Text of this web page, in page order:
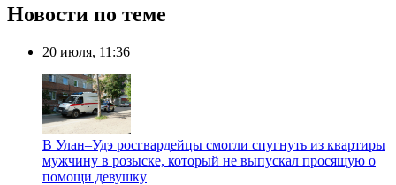
Новости по теме
20 июля, 11:36
В Улан–Удэ росгвардейцы смогли спугнуть из квартиры
мужчину в розыске, который не выпускал просящую о
помощи девушку